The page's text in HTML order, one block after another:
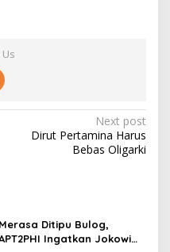
Next post
Dirut Pertamina Harus
Bebas Oligarki
Merasa Ditipu Bulog,
Ingatkan Jokowi